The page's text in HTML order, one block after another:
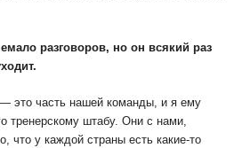
разговоров, но он всякий раз
это часть нашей команды, и я ему
тренерскому штабу. Они с нами,
что у каждой страны есть какие-то